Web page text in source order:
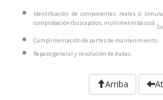
Identificación de componentes reales o
comprobación (buscapolos, multímetro básico).
Cumplimentación de partes de mantenimiento.
Repaso general y resolución de dudas.
Arriba